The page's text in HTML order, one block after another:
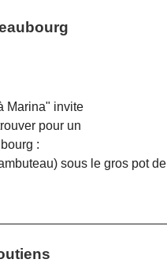
Marina" invite
pour un
:
sous le gros pot de